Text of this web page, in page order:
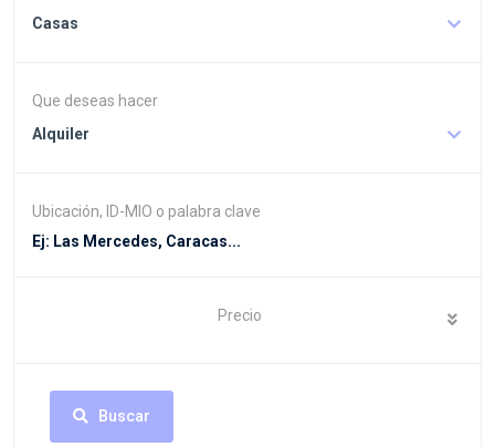
Casas
Que deseas hacer
Alquiler
Ubicación, ID-MIO o palabra clave
Precio
Buscar